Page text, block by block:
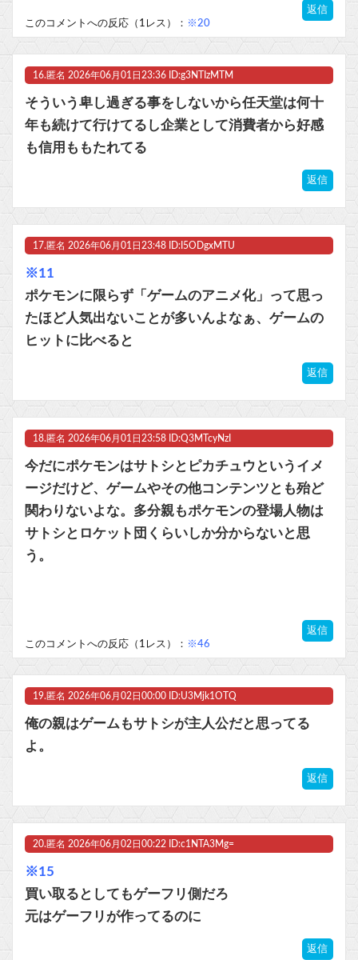
返信
このコメントへの反応（1レス）： ※20
16. 匿名 2026年06月01日23:36 ID:g3NTIzMTM
そういう卑し過ぎる事をしないから任天堂は何十
年も続けて行けてるし企業として消費者から好感
も信用ももたれてる
返信
17. 匿名 2026年06月01日23:48 ID:I5ODgxMTU
※11
ポケモンに限らず「ゲームのアニメ化」って思っ
たほど人気出ないことが多いんよなぁ、ゲームの
ヒットに比べると
返信
18. 匿名 2026年06月01日23:58 ID:Q3MTcyNzI
今だにポケモンはサトシとピカチュウというイメ
ージだけど、ゲームやその他コンテンツとも殆ど
関わりないよな。多分親もポケモンの登場人物は
サトシとロケット団くらいしか分からないと思
う。
返信
このコメントへの反応（1レス）： ※46
19. 匿名 2026年06月02日00:00 ID:U3Mjk1OTQ
俺の親はゲームもサトシが主人公だと思ってる
よ。
返信
20. 匿名 2026年06月02日00:22 ID:c1NTA3Mg=
※15
買い取るとしてもゲーフリ側だろ
元はゲーフリが作ってるのに
返信